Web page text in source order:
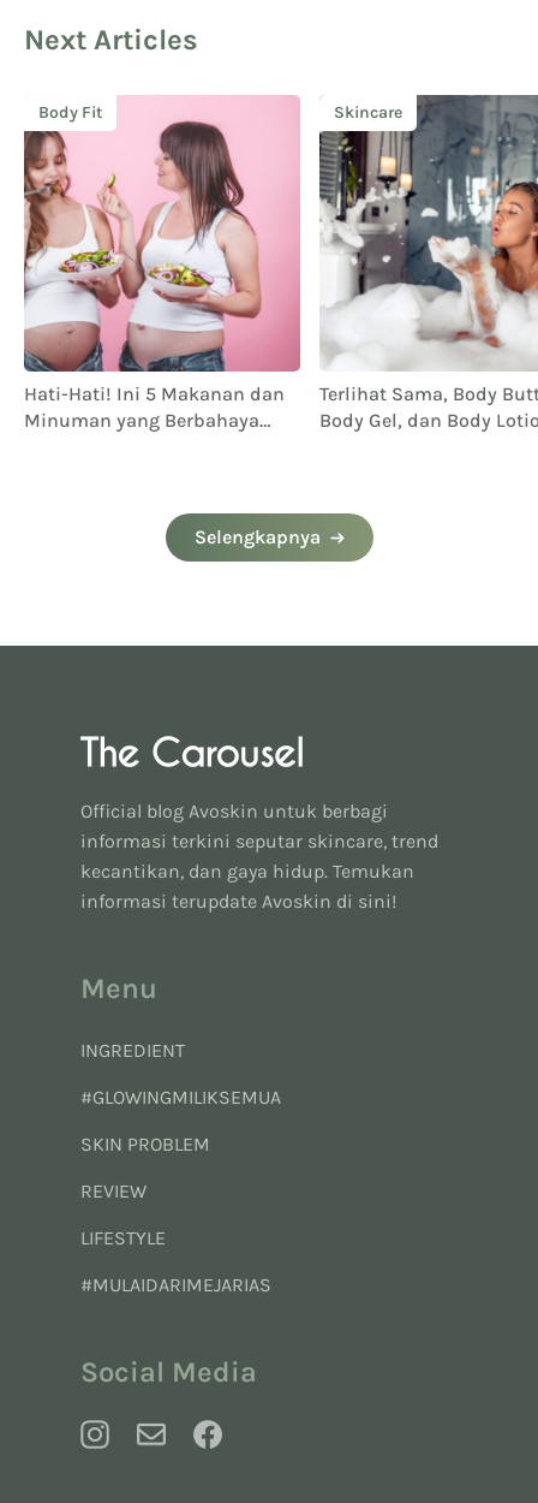
Next Articles
Body Fit
Hati-Hati! Ini 5 Makanan dan
Minuman yang Berbahaya
Skincare
Terlihat Sama, Body
Body Gel, dan Body
Selengkapnya
Official blog Avoskin untuk berbagi
informasi terkini seputar skincare, trend
kecantikan, dan gaya hidup. Temukan
informasi terupdate Avoskin di sini!
Menu
INGREDIENT
#GLOWINGMILIKSEMUA
SKIN PROBLEM
REVIEW
LIFESTYLE
#MULAIDARIMEJARIAS
Social Media